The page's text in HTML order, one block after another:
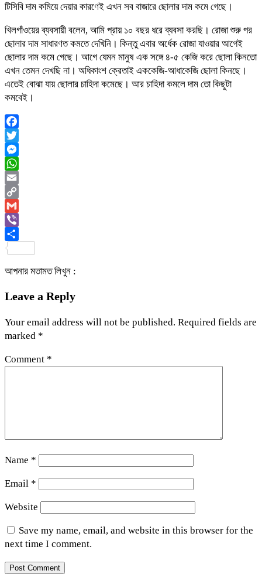
টিসিবি দাম কমিয়ে দেয়ার কারণেই এখন সব বাজারে ছোলার দাম কমে গেছে।
খিলগাঁওয়ের ব্যবসায়ী বলেন, আমি প্রায় ১০ বছর ধরে ব্যবসা করছি। রোজা শুরু পর
ছোলার দাম সাধারণত কমতে দেখিনি। কিন্তু এবার অর্ধেক রোজা যাওয়ার আগেই
ছোলার দাম কমে গেছে। আগে যেমন মানুষ এক সঙ্গে ৪-৫ কেজি করে ছোলা কিনতো
এখন তেমন দেখছি না। অধিকাংশ ক্রেতাই এককেজি-আধাকেজি ছোলা কিনছে।
এতেই বোঝা যায় ছোলার চাহিদা কমেছে। আর চাহিদা কমলে দাম তো কিছুটা
কমবেই।
Facebook
Twitter
Messenger
WhatsApp
Email
Copy
Link
Gmail
Viber
আপনার মতামত লিখুন :
Leave a Reply
Your email address will not be published. Required fields are
marked *
Comment *
Name *
Email *
Website
Save my name, email, and website in this browser for the
next time I comment.